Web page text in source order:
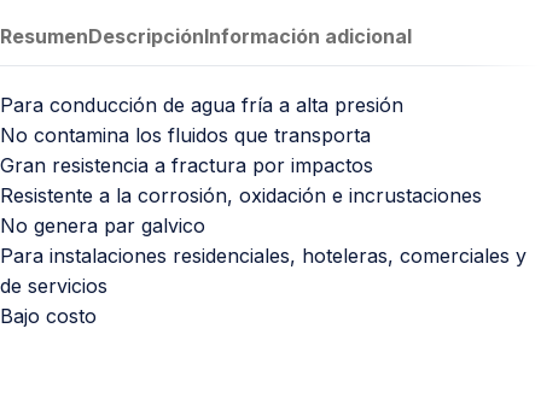
ResumenDescripciónInformación adicional
Para conducción de agua fría a alta presión
No contamina los fluidos que transporta
Gran resistencia a fractura por impactos
Resistente a la corrosión, oxidación e incrustaciones
No genera par galvico
Para instalaciones residenciales, hoteleras, comerciales y
de servicios
Bajo costo